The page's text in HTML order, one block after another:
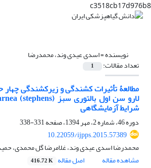
c3518cb17d976b8
نویسنده =اسدی عیدی وند، محمدرضا
تعداد مقالات: 1
مطالعۀ تأثیرات کشندگی و زیرکشندگی
شرایط آزمایشگاهی
دوره 46، شماره 2، مهر 1394، صفحه
331-338
10.22059/ijpps.2015.57389
محمدرضا اسدی عیدی وند، غلامرضا گل محمدی،
مشاهده مقاله
اصل مقاله 416.72 K